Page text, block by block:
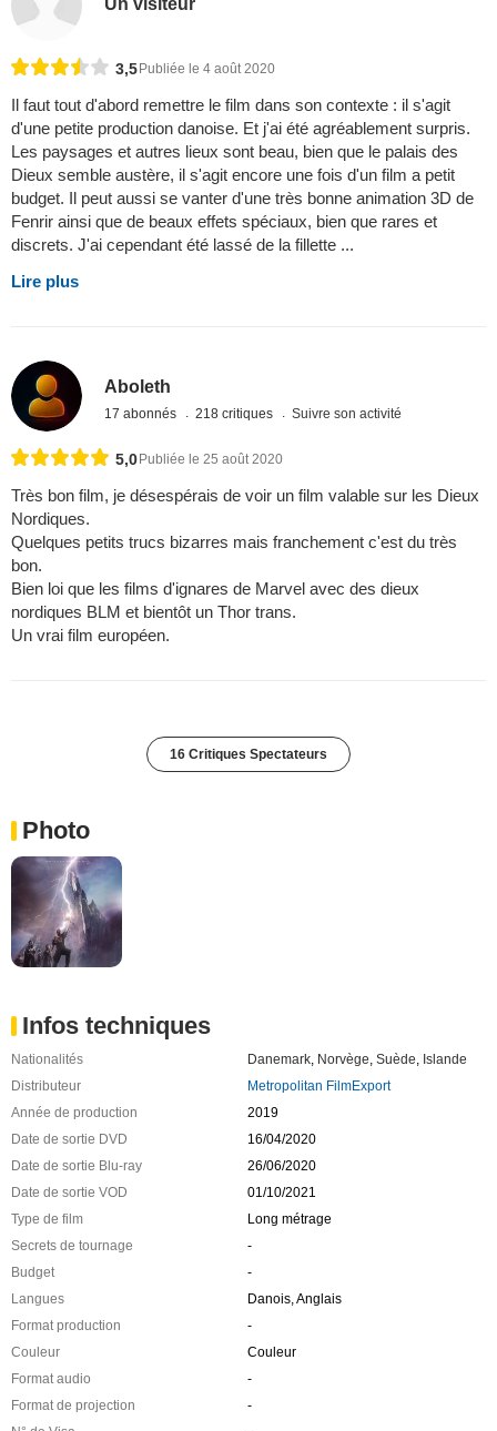
3,5 Publiée le 4 août 2020
Il faut tout d'abord remettre le film dans son contexte : il s'agit
d'une petite production danoise. Et j'ai été agréablement surpris.
Les paysages et autres lieux sont beau, bien que le palais des
Dieux semble austère, il s'agit encore une fois d'un film a petit
budget. Il peut aussi se vanter d'une très bonne animation 3D de
Fenrir ainsi que de beaux effets spéciaux, bien que rares et
discrets. J'ai cependant été lassé de la fillette ...
Lire plus
Aboleth
17 abonnés 218 critiques Suivre son activité
5,0 Publiée le 25 août 2020
Très bon film, je désespérais de voir un film valable sur les Dieux
Nordiques.
Quelques petits trucs bizarres mais franchement c'est du très
bon.
Bien loi que les films d'ignares de Marvel avec des dieux
nordiques BLM et bientôt un Thor trans.
Un vrai film européen.
16 Critiques Spectateurs
Photo
Infos techniques
Nationalités Danemark, Norvège, Suède, Islande
Distributeur
Metropolitan FilmExport
Année de production
2019
Date de sortie DVD
16/04/2020
Date de sortie Blu-ray
26/06/2020
Date de sortie VOD
01/10/2021
Type de film
Long métrage
Secrets de tournage
-
Budget
-
Langues
Danois, Anglais
Format production
-
Couleur
Couleur
Format audio
-
Format de projection
-